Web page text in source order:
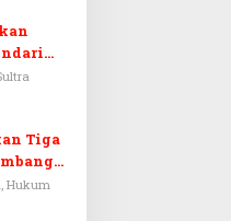
Miliar
Tiga
Hukum